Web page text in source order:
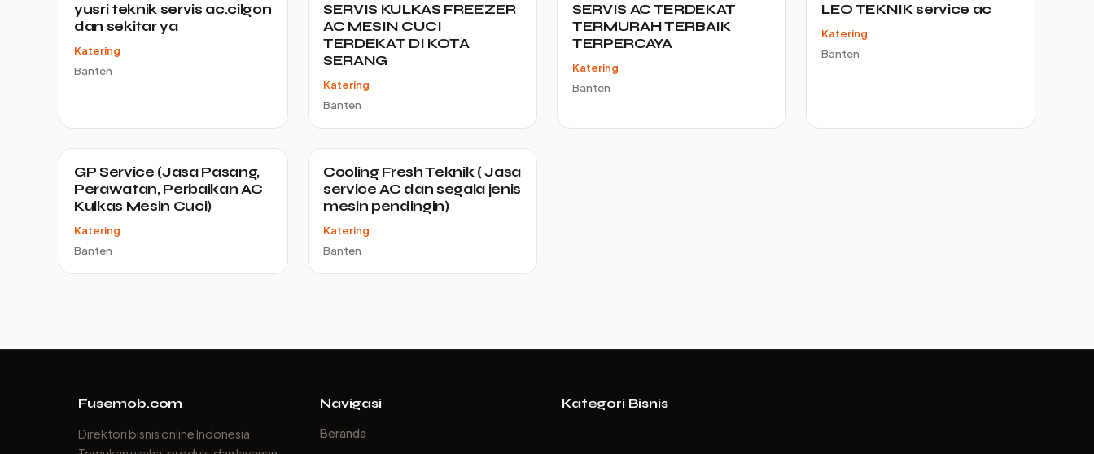
yusri teknik servis ac.cilgon
dan sekitar ya
Katering
Banten
SERVIS KULKAS FREEZER
AC MESIN CUCI
TERDEKAT DI KOTA
SERANG
Katering
Banten
SERVIS AC TERDEKAT
TERMURAH TERBAIK
TERPERCAYA
Katering
Banten
LEO TEKNIK service ac
Katering
Banten
GP Service (Jasa Pasang,
Perawatan, Perbaikan AC
Kulkas Mesin Cuci)
Katering
Banten
Cooling Fresh Teknik ( Jasa
service AC dan segala jenis
mesin pendingin)
Katering
Banten
Fusemob.com
Direktori bisnis online Indonesia.
Navigasi
Beranda
Kategori Bisnis